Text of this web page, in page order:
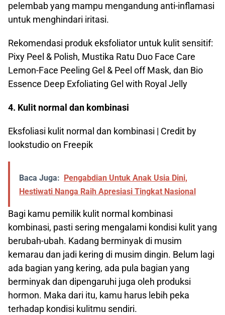
pelembab yang mampu mengandung anti-inflamasi
untuk menghindari iritasi.
Rekomendasi produk eksfoliator untuk kulit sensitif:
Pixy Peel & Polish, Mustika Ratu Duo Face Care
Lemon-Face Peeling Gel & Peel off Mask, dan Bio
Essence Deep Exfoliating Gel with Royal Jelly
4. Kulit normal dan kombinasi
Eksfoliasi kulit normal dan kombinasi | Credit by
lookstudio on Freepik
Baca Juga:
Pengabdian Untuk Anak Usia Dini,
Hestiwati Nanga Raih Apresiasi Tingkat Nasional
Bagi kamu pemilik kulit normal kombinasi
kombinasi, pasti sering mengalami kondisi kulit yang
berubah-ubah. Kadang berminyak di musim
kemarau dan jadi kering di musim dingin. Belum lagi
ada bagian yang kering, ada pula bagian yang
berminyak dan dipengaruhi juga oleh produksi
hormon. Maka dari itu, kamu harus lebih peka
terhadap kondisi kulitmu sendiri.